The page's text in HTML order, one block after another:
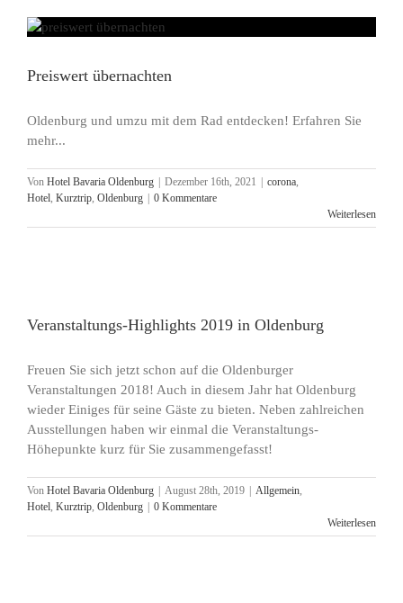
Preiswert übernachten
Oldenburg und umzu mit dem Rad entdecken! Erfahren Sie
mehr...
Von Hotel Bavaria Oldenburg Dezember 16th, 2021 corona,
Hotel, Kurztrip, Oldenburg
0 Kommentare
Weiterlesen
Veranstaltungs-Highlights 2019 in Oldenburg
Freuen Sie sich jetzt schon auf die Oldenburger
Veranstaltungen 2018! Auch in diesem Jahr hat Oldenburg
wieder Einiges für seine Gäste zu bieten. Neben zahlreichen
Ausstellungen haben wir einmal die Veranstaltungs-
Höhepunkte kurz für Sie zusammengefasst!
Von Hotel Bavaria Oldenburg August 28th, 2019 Allgemein,
Hotel, Kurztrip, Oldenburg
0 Kommentare
Weiterlesen